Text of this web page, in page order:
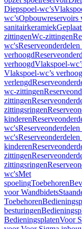
Diepspoel-wc’s
wc’sOpbouwreservoirs
sanitairkeramiek
zittingenWc-zittingen
wc's
verhoogd
verhoogdVlakspoel-
Vlakspoel-wc’s
verlengd
wc-zittingen
zittingen
zittingsringen
kinderen
wc's
wc's
kinderen
zittingen
zittingsringen
wc'sMet
spoelingToebehoren
voor Wandbidets
Toebehoren
besturingen
BedieningsplatenVoor